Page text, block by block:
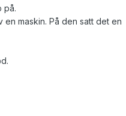
på.
en maskin. På den satt det en